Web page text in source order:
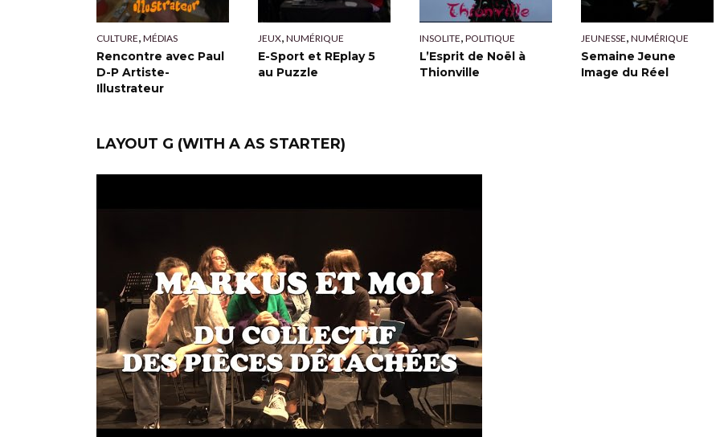
CULTURE, MÉDIAS
Rencontre avec Paul
D-P Artiste-
Illustrateur
JEUX, NUMÉRIQUE
E-Sport et REplay 5
au Puzzle
INSOLITE, POLITIQUE
L’Esprit de Noël à
Thionville
JEUNESSE, NUMÉRIQUE
Semaine Jeune
Image du Réel
LAYOUT G (WITH A AS STARTER)